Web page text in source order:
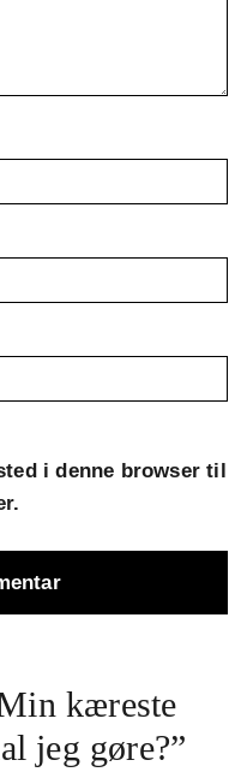
i denne browser til
kæreste
jeg gøre?”